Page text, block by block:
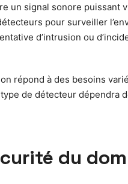
signal sonore puissant
pour surveiller
d’intrusion ou
répond à des besoins
de détecteur dépendra
du